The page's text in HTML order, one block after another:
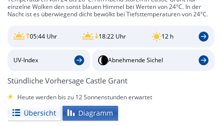
einzelne Wolken den sonst blauen Himmel bei Werten von 24°C. In der
Nacht ist es überwiegend dicht bewölkt bei Tiefsttemperaturen von 24°C.
05:44 Uhr 18:22 Uhr 12 h
UV-Index Abnehmende Sichel
Stündliche Vorhersage Castle Grant
Heute werden bis zu 12 Sonnenstunden erwartet
Übersicht Diagramm